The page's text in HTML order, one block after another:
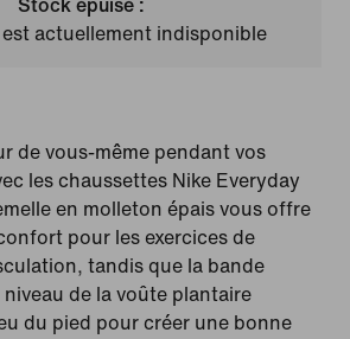
Stock épuisé :
actuellement indisponible
de vous-même pendant vos
les chaussettes Nike Everyday
en molleton épais vous offre
pour les exercices de
tandis que la bande
de la voûte plantaire
du pied pour créer une bonne